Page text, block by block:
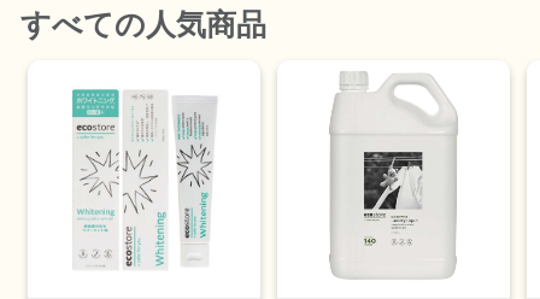
人気順
すべての人気商品